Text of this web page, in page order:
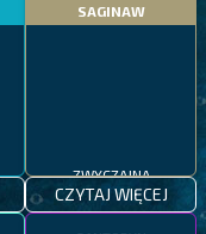
SAGINAW
ZWYCZAJNA
CZYTAJ WIĘCEJ